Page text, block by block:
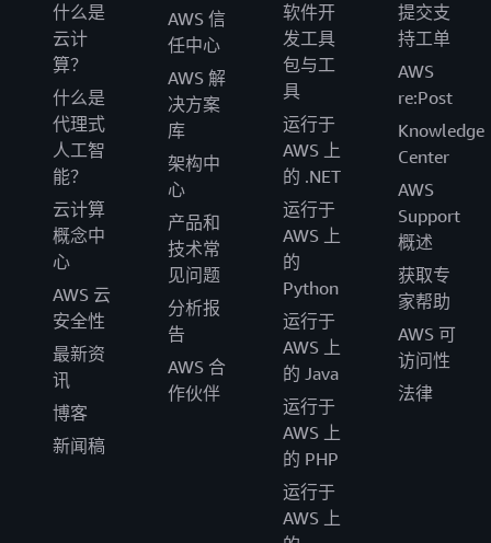
什么是
云计
算？
什么是
代理式
人工智
能？
云计算
概念中
心
AWS 云
安全性
最新资
讯
博客
新闻稿
AWS 信
任中心
AWS 解
决方案
库
架构中
心
产品和
技术常
见问题
分析报
告
AWS 合
作伙伴
软件开
发工具
包与工
具
运行于
AWS 上
的 .NET
运行于
AWS 上
的
Python
运行于
AWS 上
的 Java
运行于
AWS 上
的 PHP
运行于
AWS 上
提交支
持工单
AWS
re:Post
Knowledge
Center
AWS
Support
概述
获取专
家帮助
AWS 可
访问性
法律